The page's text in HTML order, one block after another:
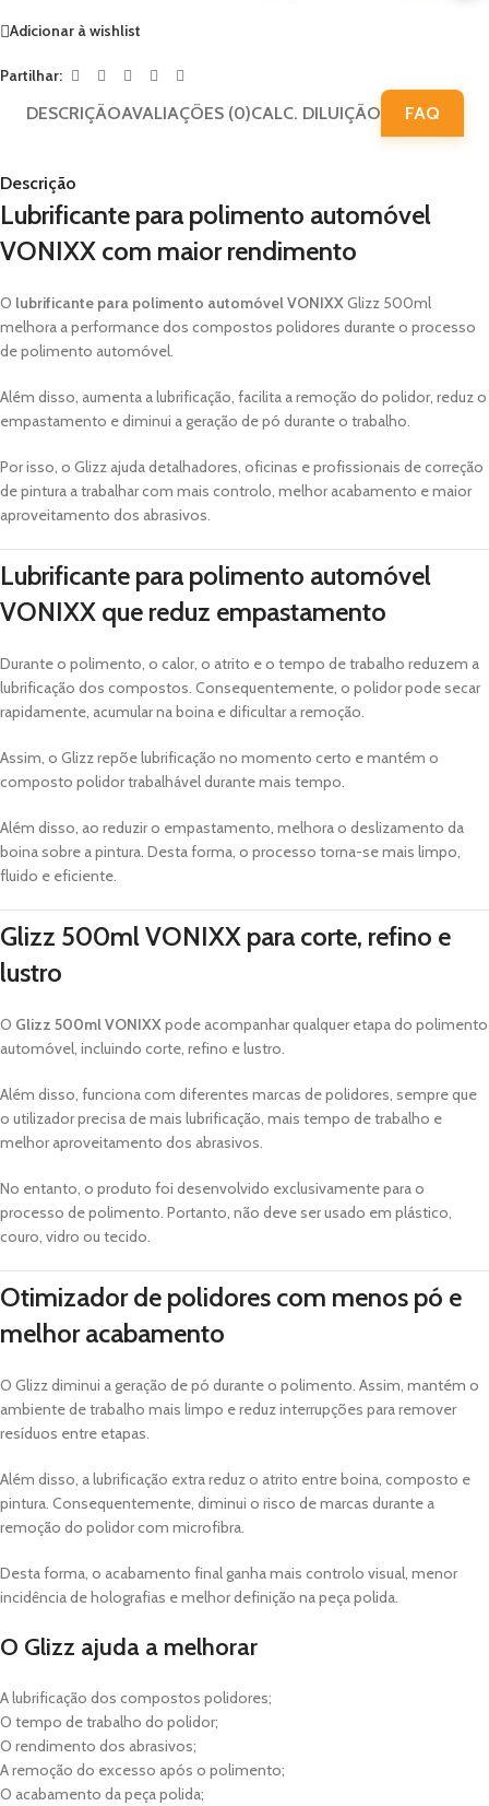
Adicionar à wishlist
Partilhar:
DESCRIÇÃOAVALIAÇÕES (0)CALC. DILUIÇÃO FAQ
Descrição
Lubrificante para polimento automóvel
VONIXX com maior rendimento
O lubrificante para polimento automóvel VONIXX Glizz 500ml
melhora a performance dos compostos polidores durante o processo
de polimento automóvel.
Além disso, aumenta a lubrificação, facilita a remoção do polidor, reduz o
empastamento e diminui a geração de pó durante o trabalho.
Por isso, o Glizz ajuda detalhadores, oficinas e profissionais de correção
de pintura a trabalhar com mais controlo, melhor acabamento e maior
aproveitamento dos abrasivos.
Lubrificante para polimento automóvel
VONIXX que reduz empastamento
Durante o polimento, o calor, o atrito e o tempo de trabalho reduzem a
lubrificação dos compostos. Consequentemente, o polidor pode secar
rapidamente, acumular na boina e dificultar a remoção.
Assim, o Glizz repõe lubrificação no momento certo e mantém o
composto polidor trabalhável durante mais tempo.
Além disso, ao reduzir o empastamento, melhora o deslizamento da
boina sobre a pintura. Desta forma, o processo torna-se mais limpo,
fluido e eficiente.
Glizz 500ml VONIXX para corte, refino e
lustro
O Glizz 500ml VONIXX pode acompanhar qualquer etapa do polimento
automóvel, incluindo corte, refino e lustro.
Além disso, funciona com diferentes marcas de polidores, sempre que
o utilizador precisa de mais lubrificação, mais tempo de trabalho e
melhor aproveitamento dos abrasivos.
No entanto, o produto foi desenvolvido exclusivamente para o
processo de polimento. Portanto, não deve ser usado em plástico,
couro, vidro ou tecido.
Otimizador de polidores com menos pó e
melhor acabamento
O Glizz diminui a geração de pó durante o polimento. Assim, mantém o
ambiente de trabalho mais limpo e reduz interrupções para remover
resíduos entre etapas.
Além disso, a lubrificação extra reduz o atrito entre boina, composto e
pintura. Consequentemente, diminui o risco de marcas durante a
remoção do polidor com microfibra.
Desta forma, o acabamento final ganha mais controlo visual, menor
incidência de holografias e melhor definição na peça polida.
O Glizz ajuda a melhorar
A lubrificação dos compostos polidores;
O tempo de trabalho do polidor;
O rendimento dos abrasivos;
A remoção do excesso após o polimento;
O acabamento da peça polida;